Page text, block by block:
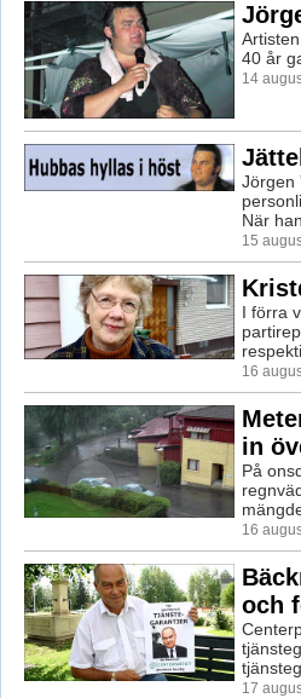
40 år
14
Jörgen
När
15
I förra
16
in
På
16
och
17